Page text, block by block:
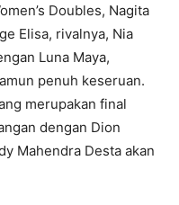
Doubles, Nagita
Elisa, rivalnya, Nia
Luna Maya,
penuh keseruan.
merupakan final
dengan Dion
Mahendra Desta akan